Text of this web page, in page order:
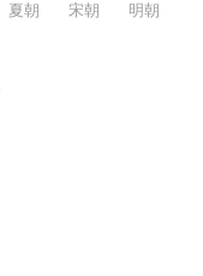
夏朝 宋朝
明朝